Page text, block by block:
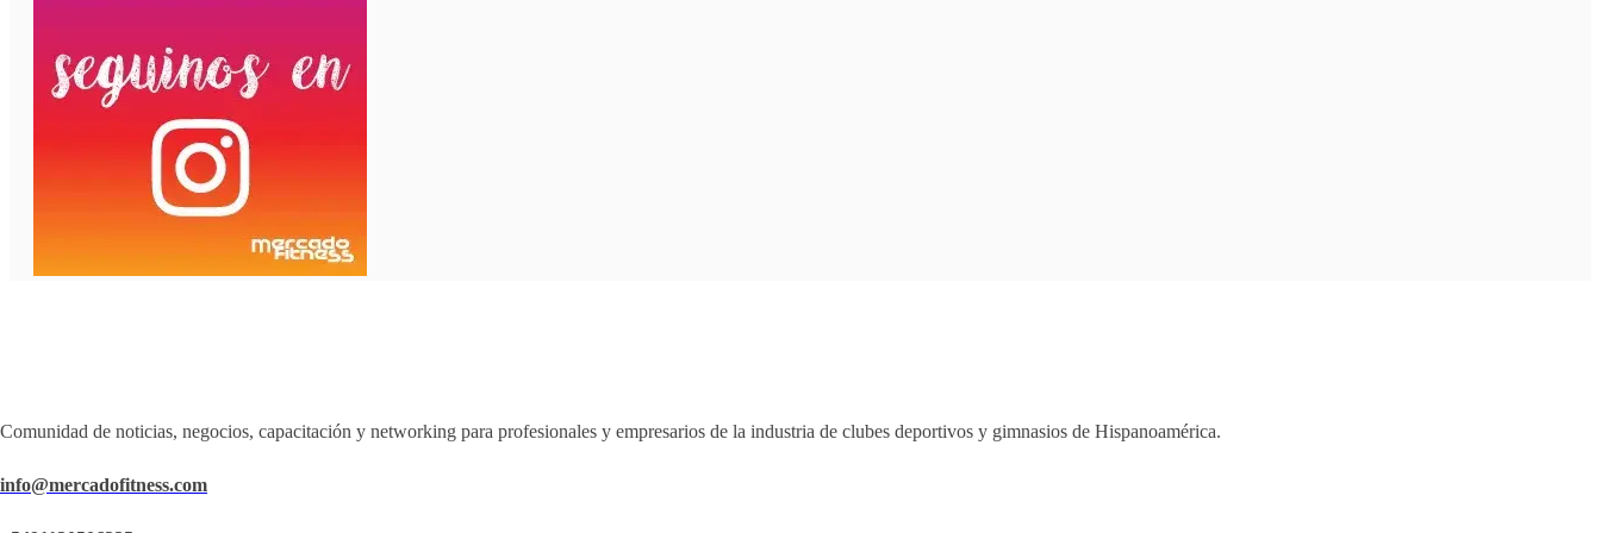
Comunidad de noticias, negocios, capacitación y networking para profesionales y empresarios de la industria de clubes deportivos y gimnasios de Hispanoamérica.
info@mercadofitness.com